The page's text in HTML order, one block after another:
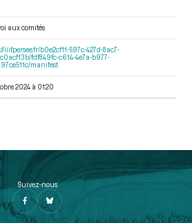
aux comités
iiif.persee.fr/b0e2cf11-597c-427d-8ac7-
fdf849fc-c614-4e7a-b977-
manifest
2024 à 01:20
Suivez-nous